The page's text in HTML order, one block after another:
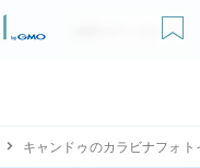
無料ダウンロード
キャンドゥのカラビナフォト